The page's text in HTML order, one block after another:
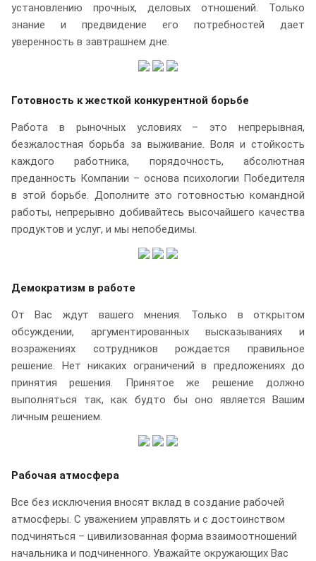
установлению прочных, деловых отношений. Только
знание и предвидение его потребностей дает
уверенность в завтрашнем дне.
Готовность к жесткой конкурентной борьбе
Работа в рыночных условиях – это непрерывная,
безжалостная борьба за выживание. Воля и стойкость
каждого работника, порядочность, абсолютная
преданность Компании – основа психологии Победителя
в этой борьбе. Дополните это готовностью командной
работы, непрерывно добивайтесь высочайшего качества
продуктов и услуг, и мы непобедимы.
Демократизм в работе
От Вас ждут вашего мнения. Только в открытом
обсуждении, аргументированных высказываниях и
возражениях сотрудников рождается правильное
решение. Нет никаких ограничений в предложениях до
принятия решения. Принятое же решение должно
выполняться так, как будто бы оно является Вашим
личным решением.
Рабочая атмосфера
Все без исключения вносят вклад в создание рабочей
атмосферы. С уважением управлять и с достоинством
подчиняться – цивилизованная форма взаимоотношений
начальника и подчиненного. Уважайте окружающих Вас